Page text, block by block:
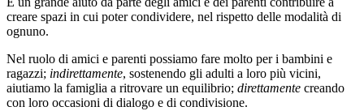
creare spazi in cui poter condividere, nel rispetto delle modalità di
ognuno.
Nel ruolo di amici e parenti possiamo fare molto per i bambini e
ragazzi; indirettamente, sostenendo gli adulti a loro più vicini,
aiutiamo la famiglia a ritrovare un equilibrio; direttamente creando
con loro occasioni di dialogo e di condivisione.